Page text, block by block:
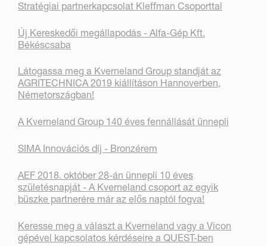
Stratégiai partnerkapcsolat Kleffman Csoporttal
Új Kereskedői megállapodás - Alfa-Gép Kft.
Békéscsaba
Látogassa meg a Kverneland Group standját az
AGRITECHNICA 2019 kiállításon Hannoverben,
Németországban!
A Kverneland Group 140 éves fennállását ünnepli
SIMA Innovációs díj - Bronzérem
AEF 2018. október 28-án ünnepli 10 éves
születésnapját - A Kverneland csoport az egyik
büszke partnerére már az elős naptól fogva!
Keresse meg a választ a Kverneland vagy a Vicon
gépével kapcsolatos kérdéseire a QUEST-ben